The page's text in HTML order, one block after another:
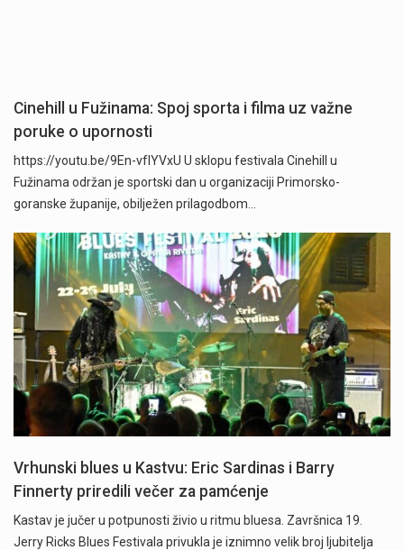
Cinehill u Fužinama: Spoj sporta i filma uz važne
poruke o upornosti
https://youtu.be/9En-vfIYVxU U sklopu festivala Cinehill u
Fužinama održan je sportski dan u organizaciji Primorsko-
goranske županije, obilježen prilagodbom…
Vrhunski blues u Kastvu: Eric Sardinas i Barry
Finnerty priredili večer za pamćenje
Kastav je jučer u potpunosti živio u ritmu bluesa. Završnica 19.
Jerry Ricks Blues Festivala privukla je iznimno velik broj ljubitelja